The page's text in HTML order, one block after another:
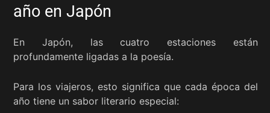
año en Japón
En Japón, las cuatro estaciones están
profundamente ligadas a la poesía.
Para los viajeros, esto significa que cada época del
año tiene un sabor literario especial: